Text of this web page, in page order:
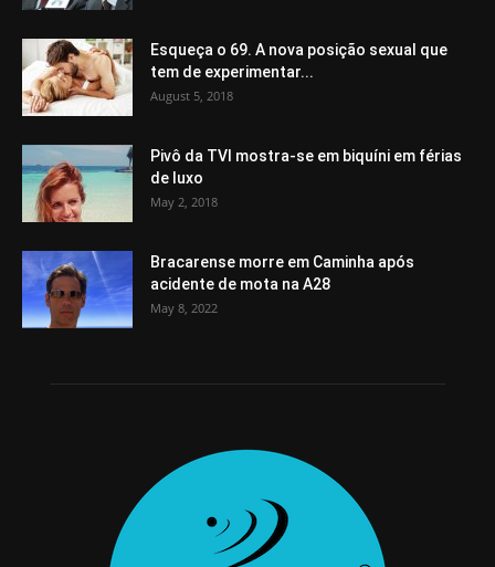
Esqueça o 69. A nova posição sexual que
tem de experimentar...
August 5, 2018
Pivô da TVI mostra-se em biquíni em férias
de luxo
May 2, 2018
Bracarense morre em Caminha após
acidente de mota na A28
May 8, 2022